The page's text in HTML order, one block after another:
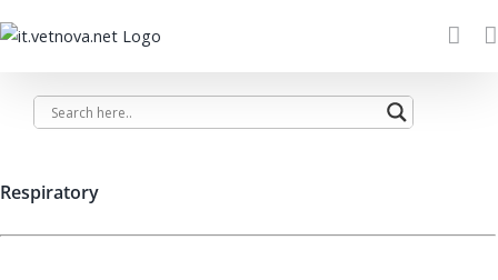
al
Respiratory